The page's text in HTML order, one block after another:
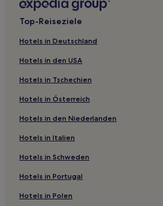
Hotels nahe Stadshuset
Hotels nahe Skansen
Hotels nahe Straßenbahnhaltestelle
Enskede Gård: Hotels
Hotels nahe Staatliches
Hotels nahe T-Bahn-Station
Hotels nahe Royal Armoury
Hotels nahe U-Bahn-Station
Hotels nahe Schloss Karlberg
Top-Reiseziele
Hotels in Deutschland
Hotels in den USA
Hotels in Tschechien
Hotels in Österreich
Hotels in den Niederlanden
Hotels in Italien
Hotels in Schweden
Hotels in Portugal
Hotels in Polen